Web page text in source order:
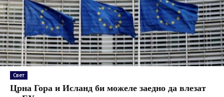
Свет
Црна Гора и Исланд би можеле заедно да влезат